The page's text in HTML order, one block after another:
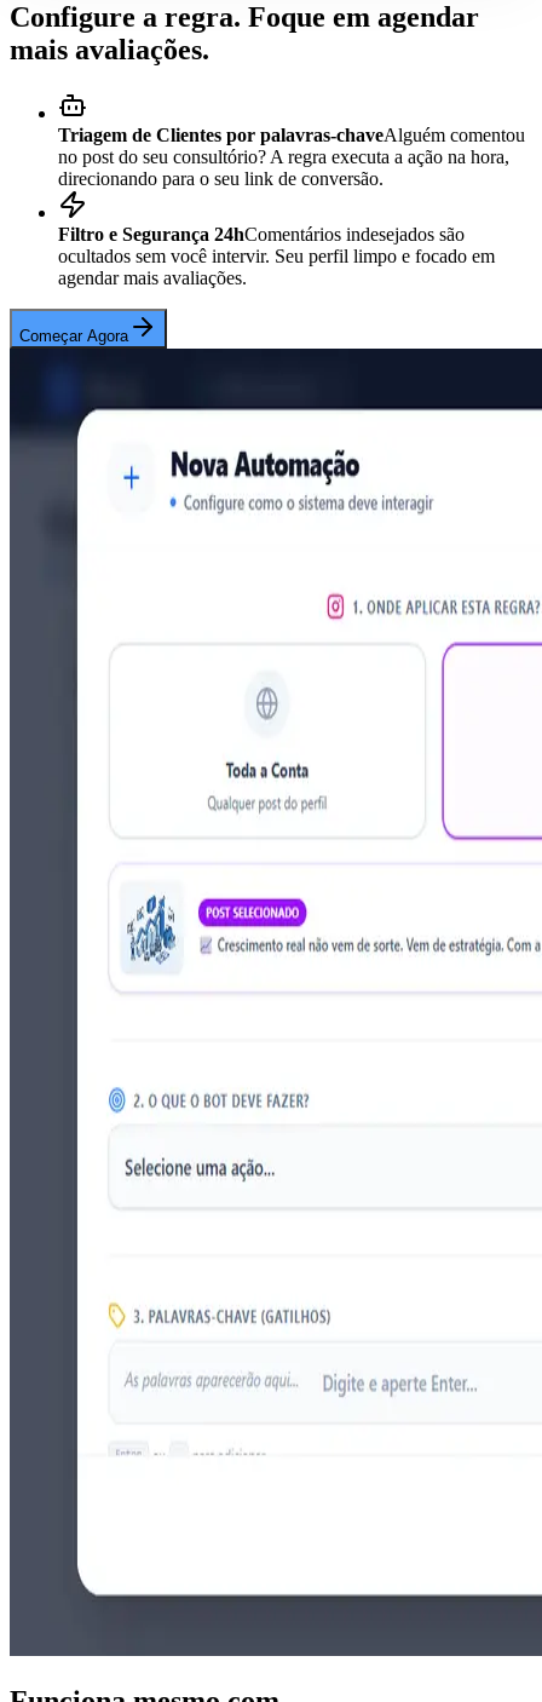
Configure a regra. Foque em agendar
mais avaliações.
Triagem de Clientes por palavras-chaveAlguém comentou
no post do seu consultório? A regra executa a ação na hora,
direcionando para o seu link de conversão.
Filtro e Segurança 24hComentários indesejados são
ocultados sem você intervir. Seu perfil limpo e focado em
agendar mais avaliações.
Começar Agora